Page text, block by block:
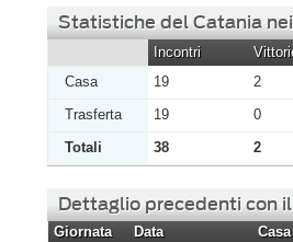
Statistiche del Catania
Incontri
Casa
19 2
Trasferta
19 0
Totali
38 2
Dettaglio precedenti con
Giornata Data Casa